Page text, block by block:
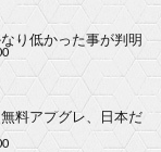
り低かった事が判明
料アプグレ、日本だ